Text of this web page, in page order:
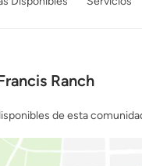
Ranch
de esta